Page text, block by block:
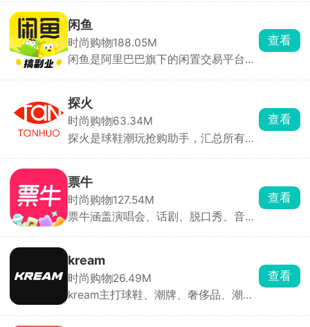
并根据自己的需求进行预订，省去了在
现场排队等待选座的麻烦。对于还未开
始售票的活动，用户可以设置抢票提
醒，确保准时开始抢票，不错过任何一
时，用户可以在家就能拿到门票，并在
订单中随时查看配送进度。所有门票均
经过官方授权，保证是正品，让用户放
心购票。
闲鱼
时尚购物188.05M
闲鱼是阿里巴巴旗下的闲置交易平台，
品，添加商品图片、描述、价格等信
息，快速发布商品。买卖双方可通过平
台内置的私聊功能进行沟通，协商价
格、交付方式等交易细节。交易完成
理机制，如闲鱼小法庭，由资深买卖家
共同协助判定问题。
查看
探火
时尚购物63.34M
探火是球鞋潮玩抢购助手，汇总所有新
买页面。就算是毫无预告的临时补货、
突发放货，也能秒捕捉，手机弹窗、短
信双重通知，比手动刷新快很多，捡漏
必备。
查看
票牛
时尚购物127.54M
票牛涵盖演唱会、话剧、脱口秀、音乐
保转让。承诺假票退一赔三、无票先行
赔付，部分订单支持芝麻信用先看后
付。
查看
kream
时尚购物26.49M
kream主打球鞋、潮牌、奢侈品、潮玩
查看